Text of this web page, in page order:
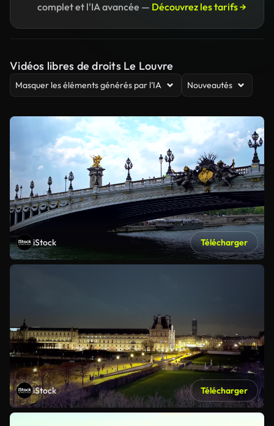
complet et l'IA avancée — Découvrez les tarifs →
Vidéos libres de droits Le Louvre
Masquer les éléments générés par l’IA Nouveautés
iStock Télécharger
iStock Télécharger